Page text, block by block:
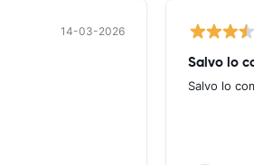
14-03-2026
Salvo lo
Salvo lo